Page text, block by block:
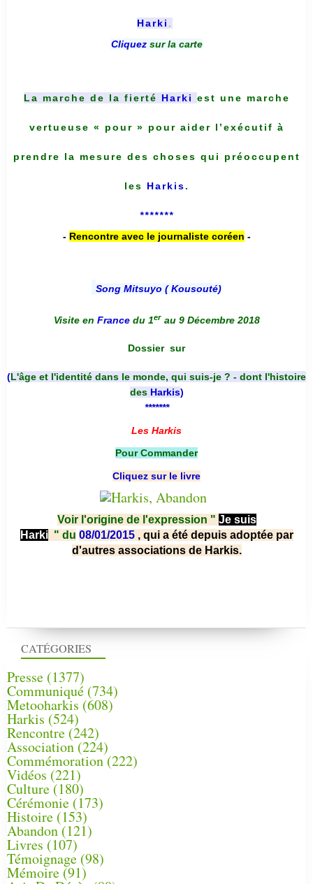
CATÉGORIES
Presse (1377)
Communiqué (734)
Metooharkis (608)
Harkis (524)
Rencontre (242)
Association (224)
Commémoration(222)
Vidéos (221)
Culture(180)
Cérémonie (173)
Histoire (153)
Abandon(121)
Livres (107)
Témoignage (98)
Mémoire (91)
Harki
Cliquez sur la carte
La marche de la fierté Harki est une marche
vertueuse « pour » pour aider l’exécutif à
prendre la mesure des choses qui préoccupent
les Harkis.
*******
- Rencontre avec le journaliste coréen -
Song Mitsuyo ( Kousouté)
Visite en France du 1er au 9 Décembre 2018
Dossier sur
(L'âge et l'identité dans le monde, qui suis-je ? - dont l'histoire
des Harkis)
*******
Les Harkis
Pour Commander
Cliquez sur le livre
Voir l'origine de l'expression " Je suis
Harki " du 08/01/2015 , qui a été depuis adoptée par
d'autres associations de Harkis.